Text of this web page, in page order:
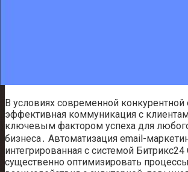
В условиях современной
эффективная коммуникация с
ключевым фактором успеха для
бизнеса․ Автоматизация email-
интегрированная с системой Битрикс24
существенно оптимизировать процессы